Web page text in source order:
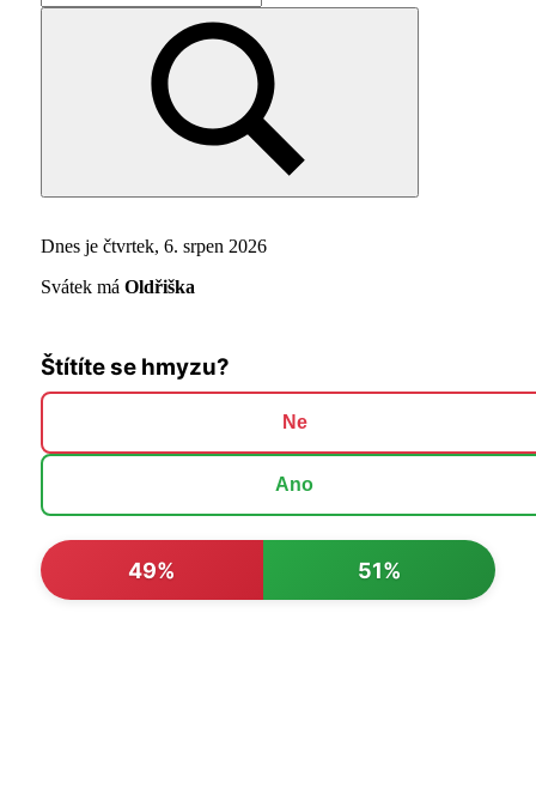
for:
Search
Dnes je čtvrtek, 6. srpen 2026
Svátek má Oldřiška
Štítíte se hmyzu?
Ne
Ano
49% 51%